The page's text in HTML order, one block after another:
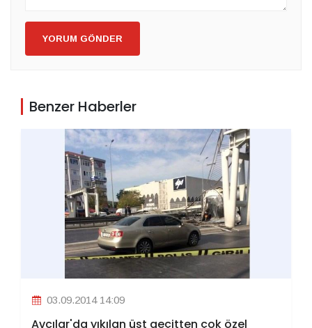
YORUM GÖNDER
Benzer Haberler
03.09.2014 14:09
Avcılar'da yıkılan üst geçitten çok özel